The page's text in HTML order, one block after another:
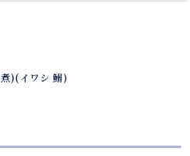
)(イワシ 鰯)